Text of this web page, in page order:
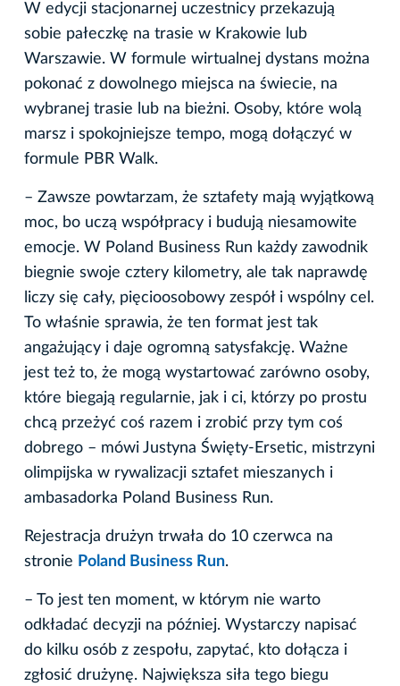
W edycji stacjonarnej uczestnicy przekazują
sobie pałeczkę na trasie w Krakowie lub
Warszawie. W formule wirtualnej dystans można
pokonać z dowolnego miejsca na świecie, na
wybranej trasie lub na bieżni. Osoby, które wolą
marsz i spokojniejsze tempo, mogą dołączyć w
formule PBR Walk.
– Zawsze powtarzam, że sztafety mają wyjątkową
moc, bo uczą współpracy i budują niesamowite
emocje. W Poland Business Run każdy zawodnik
biegnie swoje cztery kilometry, ale tak naprawdę
liczy się cały, pięcioosobowy zespół i wspólny cel.
To właśnie sprawia, że ten format jest tak
angażujący i daje ogromną satysfakcję. Ważne
jest też to, że mogą wystartować zarówno osoby,
które biegają regularnie, jak i ci, którzy po prostu
chcą przeżyć coś razem i zrobić przy tym coś
dobrego – mówi Justyna Święty-Ersetic, mistrzyni
olimpijska w rywalizacji sztafet mieszanych i
ambasadorka Poland Business Run.
Rejestracja drużyn trwała do 10 czerwca na
stronie Poland Business Run.
– To jest ten moment, w którym nie warto
odkładać decyzji na później. Wystarczy napisać
do kilku osób z zespołu, zapytać, kto dołącza i
zgłosić drużynę. Największa siła tego biegu